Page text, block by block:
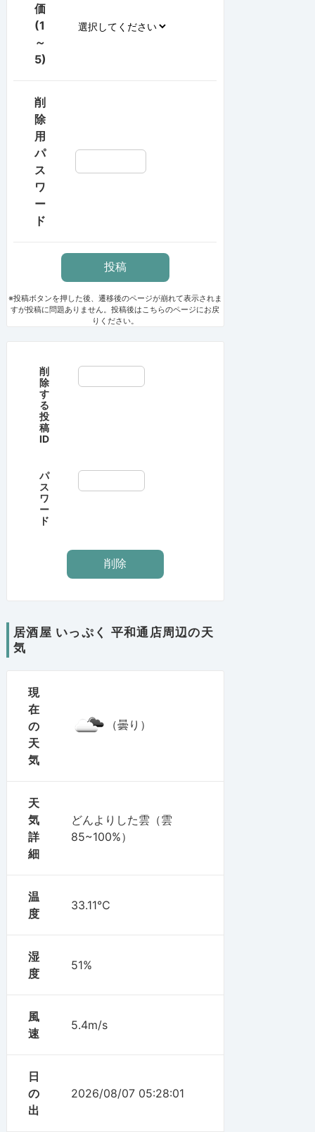
価
(1
～
5)
削
除
用
パ
ス
ワ
ー
ド
※投稿ボタンを押した後、遷移後のページが崩れて表示されま
すが投稿に問題ありません。投稿後はこちらのページにお戻
りください。
削
除
す
る
投
稿
ID
パ
ス
ワ
ー
ド
居酒屋 いっぷく 平和通店周辺の天
気
現
在
の
天
気
（曇り）
天
気
詳
細
どんよりした雲（雲
85~100%）
温
度
33.11℃
湿
度
51%
風
速
5.4m/s
日
の
出
2026/08/07 05:28:01